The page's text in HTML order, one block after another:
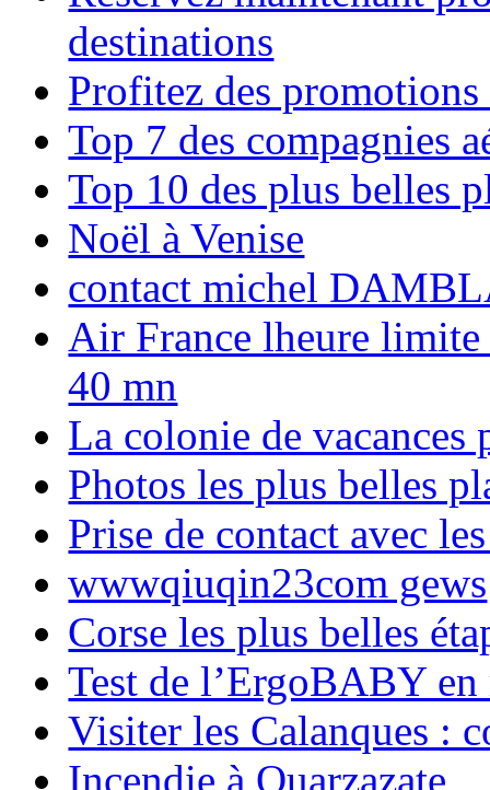
destinations
Profitez des
Top 7 des compagnies
Top 10 des plus belles
Noël à Venise
contact michel
Air France lheure limite
40 mn
La colonie de vacances
Photos les plus belles
Prise de contact avec
wwwqiuqin23com gews
Corse les plus belles
Test de l’ErgoBABY en
Visiter les Calanques :
Incendie à Ouarzazate